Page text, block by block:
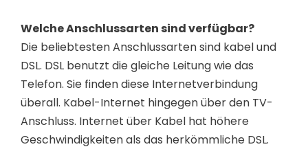
Welche Anschlussarten sind verfügbar?
Die beliebtesten Anschlussarten sind kabel und
DSL. DSL benutzt die gleiche Leitung wie das
Telefon. Sie finden diese Internetverbindung
überall. Kabel-Internet hingegen über den TV-
Anschluss. Internet über Kabel hat höhere
Geschwindigkeiten als das herkömmliche DSL.